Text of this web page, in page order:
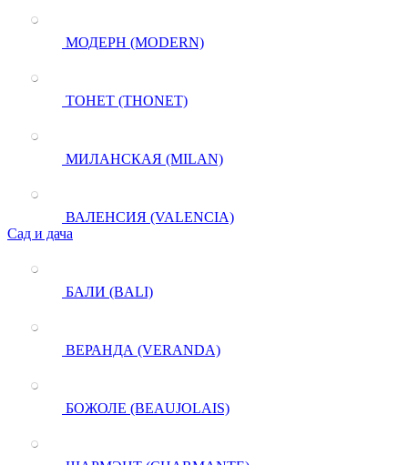
МОДЕРН (MODERN)
ТОНЕТ (THONET)
МИЛАНСКАЯ (MILAN)
ВАЛЕНСИЯ (VALENCIA)
Сад и дача
БАЛИ (BALI)
ВЕРАНДА (VERANDA)
БОЖОЛЕ (BEAUJOLAIS)